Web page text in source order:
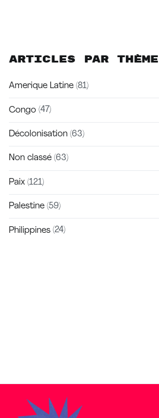
Articles par thème
Amerique Latine (81)
Congo (47)
Décolonisation (63)
Non classé (63)
Paix (121)
Palestine (59)
Philippines (24)